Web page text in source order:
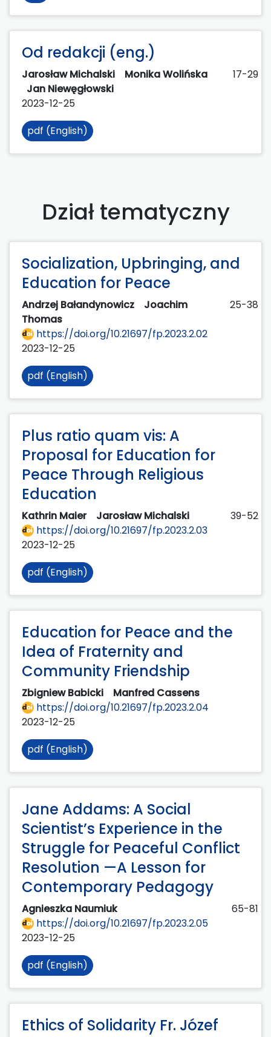
Od redakcji (eng.)
Jarosław Michalski
Monika Wolińska
Jan Niewęgłowski
17-29
2023-12-25
pdf (English)
Dział tematyczny
Socialization, Upbringing, and
Education for Peace
Andrzej Bałandynowicz
Joachim
Thomas
25-38
https://doi.org/10.21697/fp.2023.2.02
2023-12-25
pdf (English)
Plus ratio quam vis: A
Proposal for Education for
Peace Through Religious
Education
Kathrin Maier Jarosław Michalski
39-52
https://doi.org/10.21697/fp.2023.2.03
2023-12-25
pdf (English)
Education for Peace and the
Idea of Fraternity and
Community Friendship
Zbigniew Babicki
Manfred Cassens
https://doi.org/10.21697/fp.2023.2.04
2023-12-25
pdf (English)
Jane Addams: A Social
Scientist’s Experience in the
Struggle for Peaceful Conflict
Resolution —A Lesson for
Contemporary Pedagogy
Agnieszka Naumiuk
65-81
https://doi.org/10.21697/fp.2023.2.05
2023-12-25
pdf (English)
Ethics of Solidarity Fr. Józef